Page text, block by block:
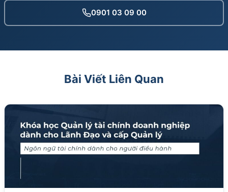
0901 03 09 00
Bài Viết Liên Quan